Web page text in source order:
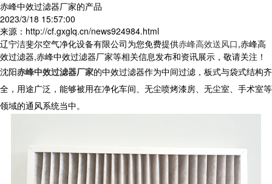
赤峰中效过滤器厂家的产品
2023/3/18 15:57:00
来源：http://cf.gxglq.cn/news924984.html
辽宁洁斐尔空气净化设备有限公司为您免费提供赤峰高效送风口,赤峰高
效过滤器,赤峰中效过滤器厂家等相关信息发布和资讯展示，敬请关注！
沈阳赤峰中效过滤器厂家的中效过滤器作为中间过滤，板式与袋式结构齐
全，用途广泛，能够被用在净化车间、无尘喷烤漆房、无尘室、手术室等
领域的通风系统当中。